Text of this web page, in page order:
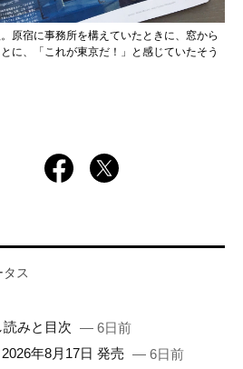
原宿に事務所を構えていたときに、窓から
に、「これが東京だ！」と感じていたそう
タス
読みと目次 — 6日前
年8月17日 発売 — 6日前